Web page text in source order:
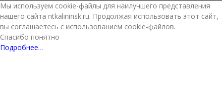
Мы используем cookie-файлы для наилучшего представления
нашего сайта ntkalininsk.ru. Продолжая использовать этот сайт,
вы соглашаетесь с использованием cookie-файлов.
Спасибо понятно
Подробнее…